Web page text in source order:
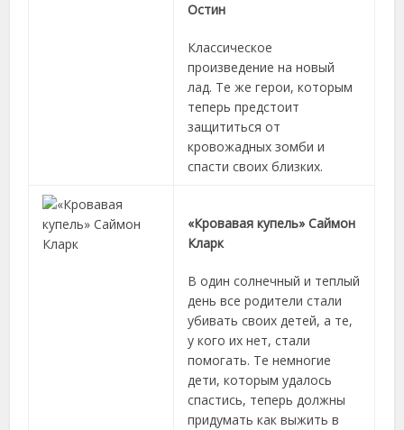
Остин
Классическое
произведение на новый
лад. Те же герои, которым
теперь предстоит
защититься от
кровожадных зомби и
спасти своих близких.
«Кровавая купель» Саймон
Кларк
В один солнечный и теплый
день все родители стали
убивать своих детей, а те,
у кого их нет, стали
помогать. Те немногие
дети, которым удалось
спастись, теперь должны
придумать как выжить в